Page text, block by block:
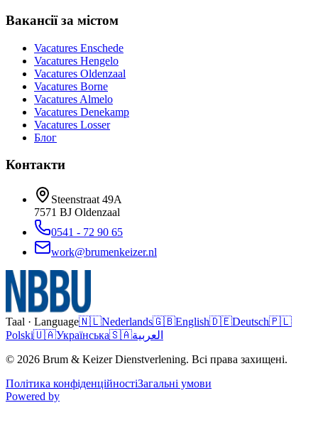
Вакансії за містом
Vacatures Enschede
Vacatures Hengelo
Vacatures Oldenzaal
Vacatures Borne
Vacatures Almelo
Vacatures Denekamp
Vacatures Losser
Блог
Контакти
Steenstraat 49A
7571 BJ Oldenzaal
0541 - 72 90 65
work@brumenkeizer.nl
Taal · Language🇳🇱Nederlands🇬🇧English🇩🇪Deutsch🇵🇱
Polski🇺🇦Українська🇸🇦العربية
© 2026 Brum & Keizer Dienstverlening. Всі права захищені.
Політика конфіденційностіЗагальні умови
Powered by